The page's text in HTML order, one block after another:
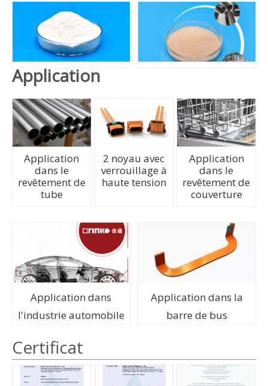
Application
Application
dans le
revêtement de
tube
2 noyau avec
verrouillage à
haute tension
Application
dans le
revêtement de
couverture
Application dans
l'industrie automobile
Application dans la
barre de bus
Certificat